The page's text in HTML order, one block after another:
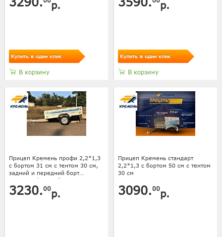
р.
Купить в один клик
В корзину
р.
Купить в один клик
В корзину
Прицеп Кремень профи 2,2*1,3
с бортом 31 см с тентом 30 см,
задний и передний борт
усилены фанерой
3230.00р.
Прицеп Кремень стандарт
2,2*1,3 с бортом 50 см с тентом
30 см
3090.00р.